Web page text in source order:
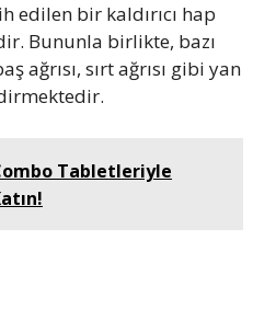
edilen bir kaldırıcı hap
Bununla birlikte, bazı
ağrısı, sırt ağrısı gibi yan
Tabletleriyle